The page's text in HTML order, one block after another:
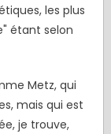
les plus
étant selon
Metz, qui
mais qui est
je trouve,